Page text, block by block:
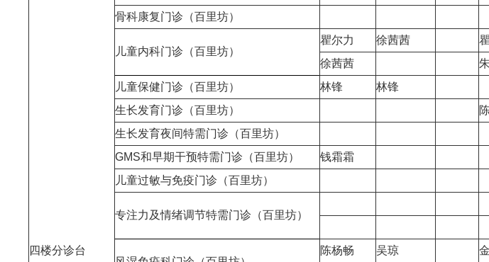
四楼分诊台
骨科康复门诊（百里坊）
儿童内科门诊（百里坊）
瞿尔力 徐茜茜
徐茜茜
儿童保健门诊（百里坊）
林锋 林锋
生长发育门诊（百里坊）
生长发育夜间特需门诊（百里坊）
GMS和早期干预特需门诊（百里坊）
钱霜霜
儿童过敏与免疫门诊（百里坊）
专注力及情绪调节特需门诊（百里坊）
陈杨畅 吴琼